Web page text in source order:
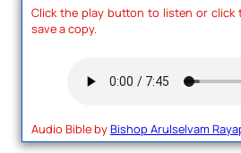
Click the play button to listen or
save a copy.
Audio Bible byBishop Arulselvam